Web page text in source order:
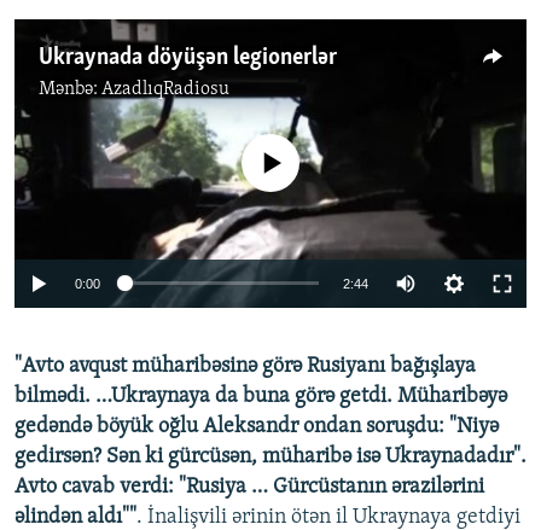
Ukraynada döyüşən legionerlər
Mənbə: AzadlıqRadiosu
Auto 240p 360p 480p
720p 1080p
No media source currently available
0:00 2:44
360p
480p
1080p
"Avto avqust müharibəsinə görə Rusiyanı bağışlaya
bilmədi. …Ukraynaya da buna görə getdi. Müharibəyə
gedəndə böyük oğlu Aleksandr ondan soruşdu: "Niyə
gedirsən? Sən ki gürcüsən, müharibə isə Ukraynadadır".
Avto cavab verdi: "Rusiya … Gürcüstanın ərazilərini
əlindən aldı"". İnalişvili ərinin ötən il Ukraynaya getdiyi